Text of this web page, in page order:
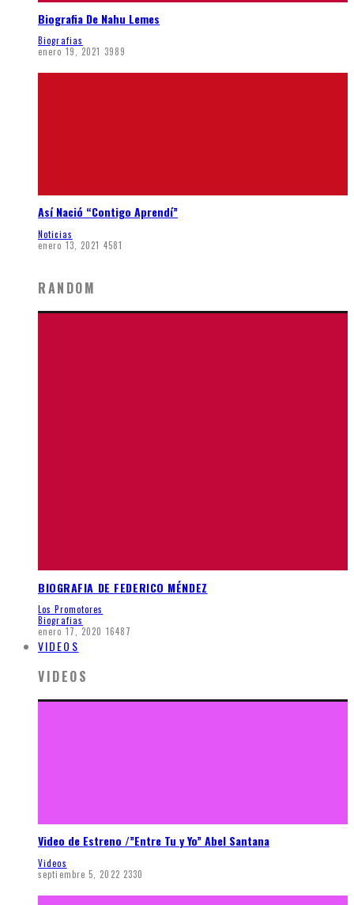
Biografia De Nahu Lemes
Biografias
enero 19, 2021 3989
Así Nació “Contigo Aprendí”
Noticias
enero 13, 2021 4581
RANDOM
BIOGRAFIA DE FEDERICO MÉNDEZ
Los Promotores
Biografias
enero 17, 2020 16487
VIDEOS
VIDEOS
Video de Estreno /”Entre Tu y Yo” Abel Santana
Videos
septiembre 5, 2022 2330